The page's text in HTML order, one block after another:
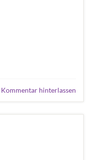
Kommentar hinterlassen